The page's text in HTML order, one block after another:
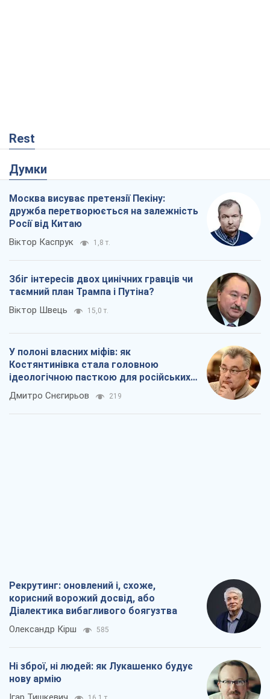
Rest
Думки
Москва висуває претензії Пекіну:
дружба перетворюється на залежність
Росії від Китаю
Віктор Каспрук 1,8 т.
Збіг інтересів двох цинічних гравців чи
таємний план Трампа і Путіна?
Віктор Швець 15,0 т.
У полоні власних міфів: як
Костянтинівка стала головною
ідеологічною пасткою для російських
окупантів
Дмитро Снєгирьов 219
Рекрутинг: оновлений і, схоже,
корисний ворожий досвід, або
Діалектика вибагливого боягузтва
Олександр Кірш 585
Ні зброї, ні людей: як Лукашенко будує
нову армію